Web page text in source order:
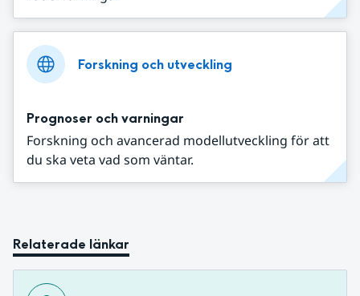
Forskning och utveckling
Prognoser och varningar
Forskning och avancerad modellutveckling för att
du ska veta vad som väntar.
Relaterade länkar